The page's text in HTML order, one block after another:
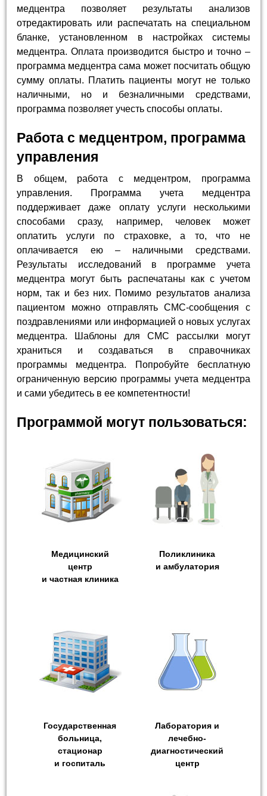
медцентра позволяет результаты анализов
отредактировать или распечатать на специальном
бланке, установленном в настройках системы
медцентра. Оплата производится быстро и точно –
программа медцентра сама может посчитать общую
сумму оплаты. Платить пациенты могут не только
наличными, но и безналичными средствами,
программа позволяет учесть способы оплаты.
Работа с медцентром, программа
управления
В общем, работа с медцентром, программа
управления. Программа учета медцентра
поддерживает даже оплату услуги несколькими
способами сразу, например, человек может
оплатить услуги по страховке, а то, что не
оплачивается ею – наличными средствами.
Результаты исследований в программе учета
медцентра могут быть распечатаны как с учетом
норм, так и без них. Помимо результатов анализа
пациентом можно отправлять СМС-сообщения с
поздравлениями или информацией о новых услугах
медцентра. Шаблоны для СМС рассылки могут
храниться и создаваться в справочниках
программы медцентра. Попробуйте бесплатную
ограниченную версию программы учета медцентра
и сами убедитесь в ее компетентности!
Программой могут пользоваться:
Медицинский
центр
и частная клиника
Поликлиника
и амбулатория
Государственная
больница,
стационар
и госпиталь
Лаборатория и
лечебно-
диагностический
центр